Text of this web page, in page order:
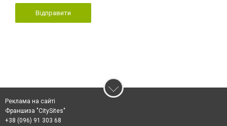
Відправити
Реклама на сайті
Франшиза "CitySites"
+38 (096) 91 303 68